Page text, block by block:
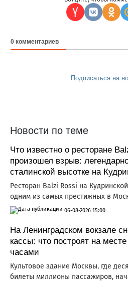
0 комментариев
Подписаться на
Новости по теме
Что известно о ресторане
произошел взрыв:
сталинской высотке на
Ресторан Balzi Rossi на
одним из самых престижных в
06-08-2026 15:00
На Ленинградском вокзале
кассы: что построят на
часами
Культовое здание Москвы, где
билеты миллионы пассажиров,